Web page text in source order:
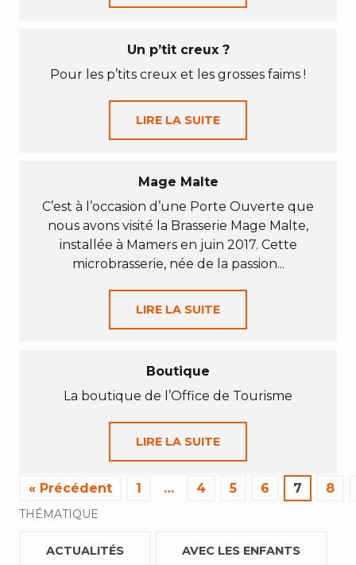
Un p’tit creux ?
Pour les p’tits creux et les grosses faims !
LIRE LA SUITE
Mage Malte
C’est à l’occasion d’une Porte Ouverte que
nous avons visité la Brasserie Mage Malte,
installée à Mamers en juin 2017. Cette
microbrasserie, née de la passion...
LIRE LA SUITE
Boutique
La boutique de l’Office de Tourisme
LIRE LA SUITE
« Précédent 1 … 4 5 6 7 8
THÉMATIQUE
ACTUALITÉS AVEC LES ENFANTS